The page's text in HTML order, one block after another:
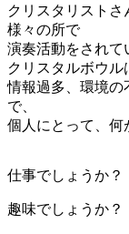
クリスタリストさ
様々の所で
演奏活動をされて
クリスタルボウル
情報過多、環境の
で、
個人にとって、何
仕事でしょうか？
趣味でしょうか？